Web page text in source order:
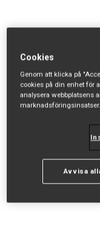
Cookies
Genom att klicka på
cookies på din enhet för
analysera webbplatsens
marknadsföringsinsatser.
Avvisa